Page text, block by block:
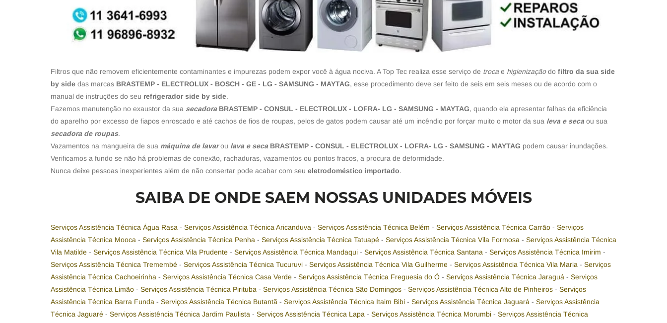
Filtros que não removem eficientemente contaminantes e impurezas podem expor você à água nociva. A Top Tec realiza esse serviço de troca e higienizaçãodo filtro da sua side
by side das marcas BRASTEMP - ELECTROLUX - BOSCH - GE - LG - SAMSUNG - MAYTAG, esse procedimento deve ser feito de seis em seis meses ou de acordo com o
manual de instruções do seu refrigerador side by side.
Fazemos manutenção no exaustor da sua secadora BRASTEMP - CONSUL - ELECTROLUX - LOFRA- LG - SAMSUNG - MAYTAG, quando ela apresentar falhas da eficiência
do aparelho por excesso de fiapos enroscado e até cachos de fios de roupas, pelos de gatos podem causar até um incêndio por forçar muito o motor da sua leva e seca ou sua
secadora de roupas.
Vazamentos na mangueira de sua máquina de lavarou lava e seca BRASTEMP - CONSUL - ELECTROLUX - LOFRA- LG - SAMSUNG - MAYTAG podem causar inundações.
Verificamos a fundo se não há problemas de conexão, rachaduras, vazamentos ou pontos fracos, a procura de deformidade.
Nunca deixe pessoas inexperientes além de não consertar pode acabar com seu eletrodoméstico importado.
SAIBA DE ONDE SAEM NOSSAS UNIDADES MÓVEIS
Serviços Assistência Técnica Água Rasa - Serviços Assistência Técnica Aricanduva - Serviços Assistência Técnica Belém - Serviços Assistência Técnica Carrão - Serviços
Assistência Técnica Mooca - Serviços Assistência Técnica Penha - Serviços Assistência Técnica Tatuapé - Serviços Assistência Técnica Vila Formosa - Serviços Assistência Técnica
Vila Matilde - Serviços Assistência Técnica Vila Prudente - Serviços Assistência Técnica Mandaqui - Serviços Assistência Técnica Santana - Serviços Assistência Técnica Imirim -
Serviços Assistência Técnica Tremembé - Serviços Assistência Técnica Tucuruvi - Serviços Assistência Técnica Vila Guilherme - Serviços Assistência Técnica Vila Maria - Serviços
Assistência Técnica Cachoeirinha - Serviços Assistência Técnica Casa Verde - Serviços Assistência Técnica Freguesia do Ó - Serviços Assistência Técnica Jaraguá - Serviços
Assistência Técnica Limão - Serviços Assistência Técnica Pirituba - Serviços Assistência Técnica São Domingos - Serviços Assistência Técnica Alto de Pinheiros - Serviços
Assistência Técnica Barra Funda - Serviços Assistência Técnica Butantã - Serviços Assistência Técnica Itaim Bibi - Serviços Assistência Técnica Jaguará - Serviços Assistência
Técnica Jaguaré - Serviços Assistência Técnica Jardim Paulista - Serviços Assistência Técnica Lapa - Serviços Assistência Técnica Morumbi - Serviços Assistência Técnica